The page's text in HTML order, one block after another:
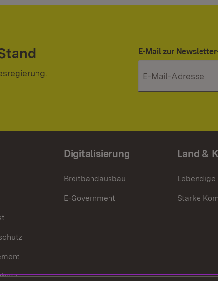
E-Mail zur
Digitalisierung
Breitbandausbau
E-Government
Land &
Lebendige
Starke